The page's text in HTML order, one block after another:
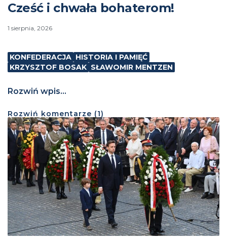
Cześć i chwała bohaterom!
1 sierpnia, 2026
KONFEDERACJA HISTORIA I PAMIĘĆ
KRZYSZTOF BOSAK SŁAWOMIR MENTZEN
Rozwiń wpis...
Rozwiń komentarze (1)